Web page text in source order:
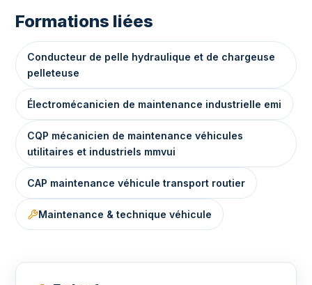
Formations liées
Conducteur de pelle hydraulique et de chargeuse
pelleteuse
Électromécanicien de maintenance industrielle emi
CQP mécanicien de maintenance véhicules
utilitaires et industriels mmvui
CAP maintenance véhicule transport routier
Maintenance & technique véhicule